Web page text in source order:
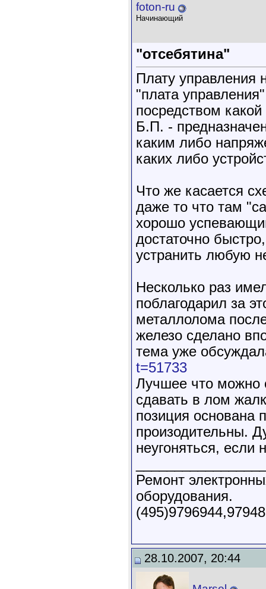
foton-ru
Начинающий
"отсебятина"
Плату управления
"плата
посредством
Б.П. -
каким либо
каких либо
Что же касается
даже то что там
хорошо
достаточно
устранить любую
Несколько раз
поблагодарил за
металлолома
железо сделано
тема уже
t=51733
Лучшее что можно
сдавать в лом
позиция основана
произодительны.
неугоняться, если
Ремонт
оборудования.
28.10.2007, 20:44